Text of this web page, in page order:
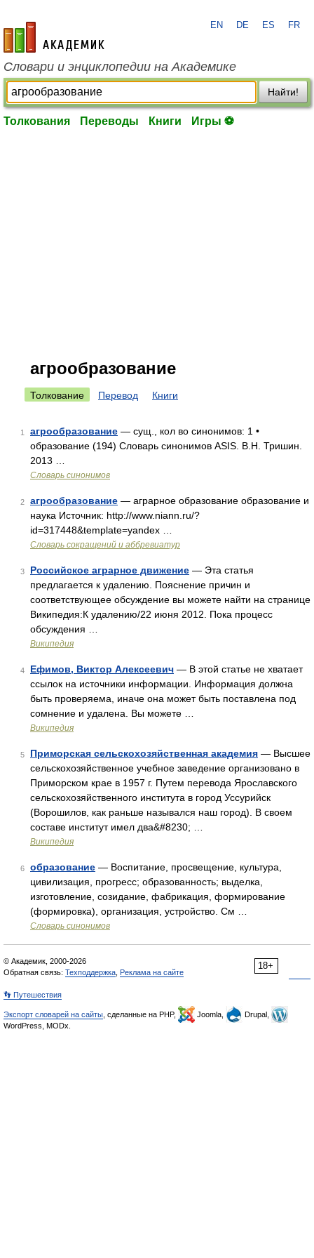
academic.ru
EN DE ES FR
Словари и энциклопедии на Академике
Найти!
Толкования Переводы Книги Игры ⚽
агрообразование
Толкование Перевод Книги
1 агрообразование — сущ., кол во синонимов: 1 •
образование (194) Словарь синонимов ASIS. В.Н. Тришин.
2013 …
Словарь синонимов
2 агрообразование — аграрное образование образование и
наука Источник: http://www.niann.ru/?
id=317448&template=yandex …
Словарь сокращений и аббревиатур
3 Российское аграрное движение — Эта статья
предлагается к удалению. Пояснение причин и
соответствующее обсуждение вы можете найти на странице
Википедия:К удалению/22 июня 2012. Пока процесс
обсуждения …
Википедия
4 Ефимов, Виктор Алексеевич — В этой статье не хватает
ссылок на источники информации. Информация должна
быть проверяема, иначе она может быть поставлена под
сомнение и удалена. Вы можете …
Википедия
5 Приморская сельскохозяйственная академия — Высшее
сельскохозяйственное учебное заведение организовано в
Приморском крае в 1957 г. Путем перевода Ярославского
сельскохозяйственного института в город Уссурийск
(Ворошилов, как раньше назывался наш город). В своем
составе институт имел два&#8230; …
Википедия
6 образование — Воспитание, просвещение, культура,
цивилизация, прогресс; образованность; выделка,
изготовление, созидание, фабрикация, формирование
(формировка), организация, устройство. См …
Словарь синонимов
18+
© Академик, 2000-2026
Обратная связь: Техподдержка Реклама на сайте
👣 Путешествия
Экспорт словарей на сайты , сделанные на PHP, Joomla,
Drupal,
WordPress, MODx.